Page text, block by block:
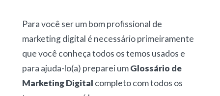
Para você ser um bom profissional de
marketing digital é necessário primeiramente
que você conheça todos os temos usados e
para ajuda-lo(a) preparei umGlossário de
Marketing Digital completo com todos os